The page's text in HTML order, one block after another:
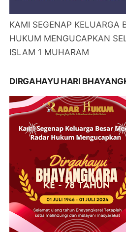
KAMI SEGENAP KELUARGA
HUKUM MENGUCAPKAN
ISLAM 1 MUHARAM
DIRGAHAYU HARI